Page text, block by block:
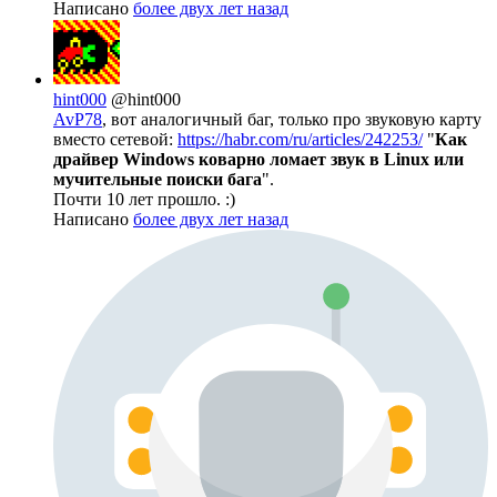
Написано более двух лет назад
hint000 @hint000
AvP78, вот аналогичный баг, только про звуковую карту
вместо сетевой: https://habr.com/ru/articles/242253/"Как
драйвер Windows коварно ломает звук в Linux или
мучительные поиски бага".
Почти 10 лет прошло. :)
Написано более двух лет назад